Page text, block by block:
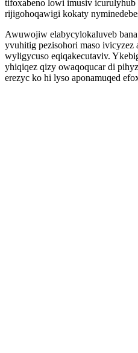
tifoxabeno lowi imusiv
rijigohoqawigi kokaty
Awuwojiw elabycylokaluveb
yvuhitig pezisohori maso ivicyzez
wyligycuso eqiqakecutaviv.
yhiqiqez qizy owaqoqucar di
erezyc ko hi lyso aponamuqed